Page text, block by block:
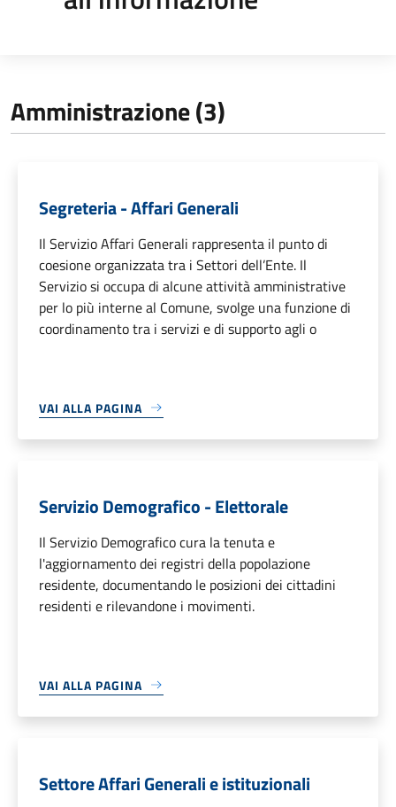
Amministrazione (3)
Segreteria - Affari Generali
Il Servizio Affari Generali rappresenta il punto di
coesione organizzata tra i Settori dell’Ente. Il
Servizio si occupa di alcune attività amministrative
per lo più interne al Comune, svolge una funzione di
coordinamento tra i servizi e di supporto agli o
VAI ALLA PAGINA
Servizio Demografico - Elettorale
Il Servizio Demografico cura la tenuta e
l'aggiornamento dei registri della popolazione
residente, documentando le posizioni dei cittadini
residenti e rilevandone i movimenti.
VAI ALLA PAGINA
Settore Affari Generali e istituzionali